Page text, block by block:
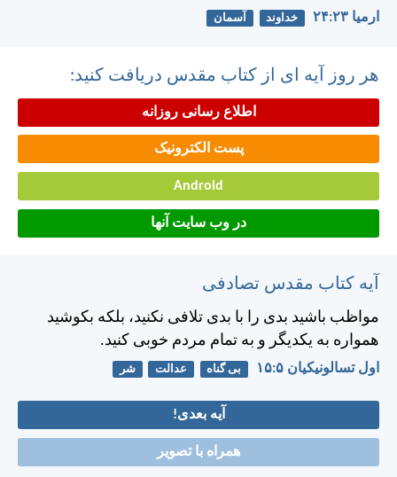
ارميا ۲۳:‏۲۴ خداوند آسمان
هر روز آیه ای از کتاب مقدس دریافت کنید:
اطلاع رسانی روزانه
پست الکترونیک
Android
در وب سایت آنها
آیه کتاب مقدس تصادفی
مواظب باشيد بدی را با بدی تلافی نكنيد، بلكه بكوشيد
همواره به يكديگر و به تمام مردم خوبی كنيد.
اول تسالونيکیان ۵:‏۱۵ بی گناه عدالت شر
آیه بعدی!
همراه با تصویر